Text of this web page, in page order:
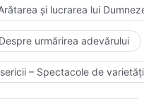
și lucrarea lui
urmărirea adevărului
– Spectacole de varietăți